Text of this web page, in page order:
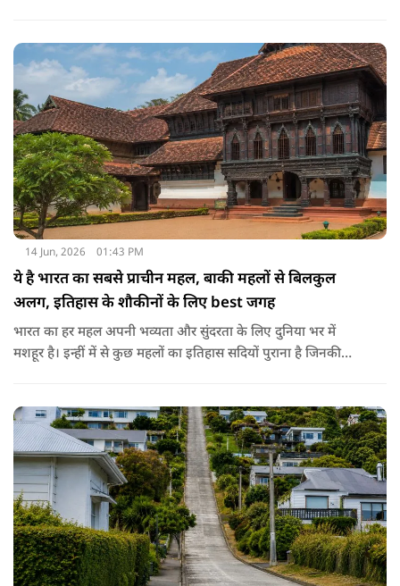
देवदार के जंगलों और खूबसूरत झील के लिए मशहूर है।
14 Jun, 2026 01:43 PM
ये है भारत का सबसे प्राचीन महल, बाकी महलों से बिलकुल
अलग, इतिहास के शौकीनों के लिए best जगह
भारत का हर महल अपनी भव्यता और सुंदरता के लिए दुनिया भर में
मशहूर है। इन्हीं में से कुछ महलों का इतिहास सदियों पुराना है जिनकी